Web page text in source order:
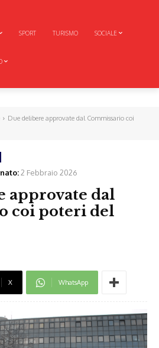
SPORT TURISMO SOCIALE
Due delibere approvate dal Commissario coi
2 Febbraio 2026
approvate dal
coi poteri del
X WhatsApp